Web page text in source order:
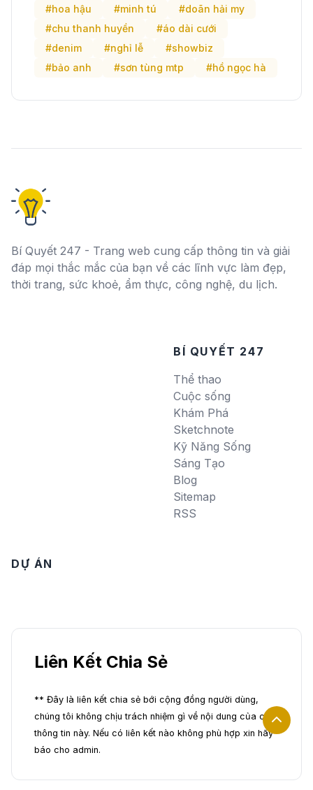
#hoa hậu
#minh tú
#doãn hải my
#chu thanh huyền
#áo dài cưới
#denim
#nghỉ lễ
#showbiz
#bảo anh
#sơn tùng mtp #hồ ngọc hà
Bí Quyết 247 - Trang web cung cấp thông tin và giải
đáp mọi thắc mắc của bạn về các lĩnh vực làm đẹp,
thời trang, sức khoẻ, ẩm thực, công nghệ, du lịch.
BÍ QUYẾT 247
Thể thao
Cuộc sống
Khám Phá
Sketchnote
Kỹ Năng Sống
Sáng Tạo
Blog
Sitemap
RSS
DỰ ÁN
Liên Kết Chia Sẻ
** Đây là liên kết chia sẻ bới cộng đồng người dùng,
chúng tôi không chịu trách nhiệm gì về nội dung của các
thông tin này. Nếu có liên kết nào không phù hợp xin hãy
báo cho admin.